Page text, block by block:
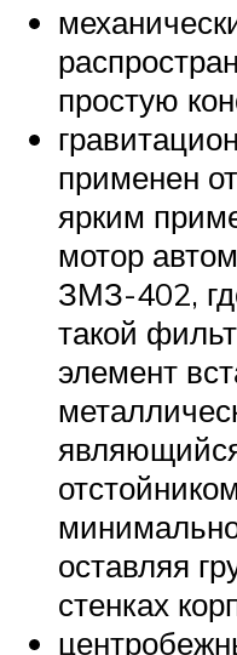
простую
применен
ярким
мотор
ЗМЗ-402,
такой
элемент
оставляя
стенках